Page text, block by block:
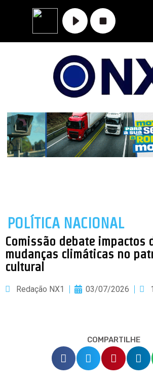
POLÍTICA NACIONAL
Comissão debate impactos
mudanças climáticas no
cultural
Redação NX1 03/07/2026
COMPARTILHE